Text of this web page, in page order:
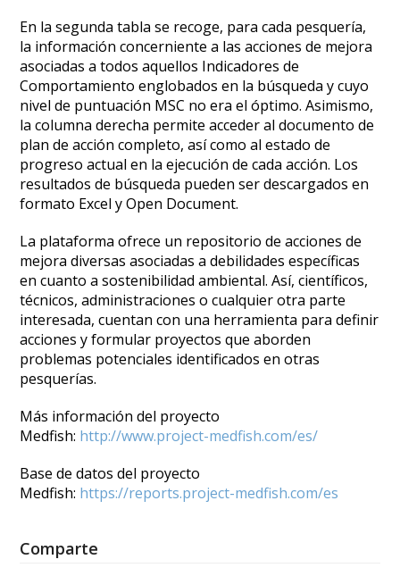
En la segunda tabla se recoge, para cada pesquería,
la información concerniente a las acciones de mejora
asociadas a todos aquellos Indicadores de
Comportamiento englobados en la búsqueda y cuyo
nivel de puntuación MSC no era el óptimo. Asimismo,
la columna derecha permite acceder al documento de
plan de acción completo, así como al estado de
progreso actual en la ejecución de cada acción. Los
resultados de búsqueda pueden ser descargados en
formato Excel y Open Document.
La plataforma ofrece un repositorio de acciones de
mejora diversas asociadas a debilidades específicas
en cuanto a sostenibilidad ambiental. Así, científicos,
técnicos, administraciones o cualquier otra parte
interesada, cuentan con una herramienta para definir
acciones y formular proyectos que aborden
problemas potenciales identificados en otras
pesquerías.
Más información del proyecto
Medfish: http://www.project-medfish.com/es/
Base de datos del proyecto
Medfish: https://reports.project-medfish.com/es
Comparte